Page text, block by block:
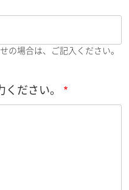
の場合は、ご記入ください。
ださい。